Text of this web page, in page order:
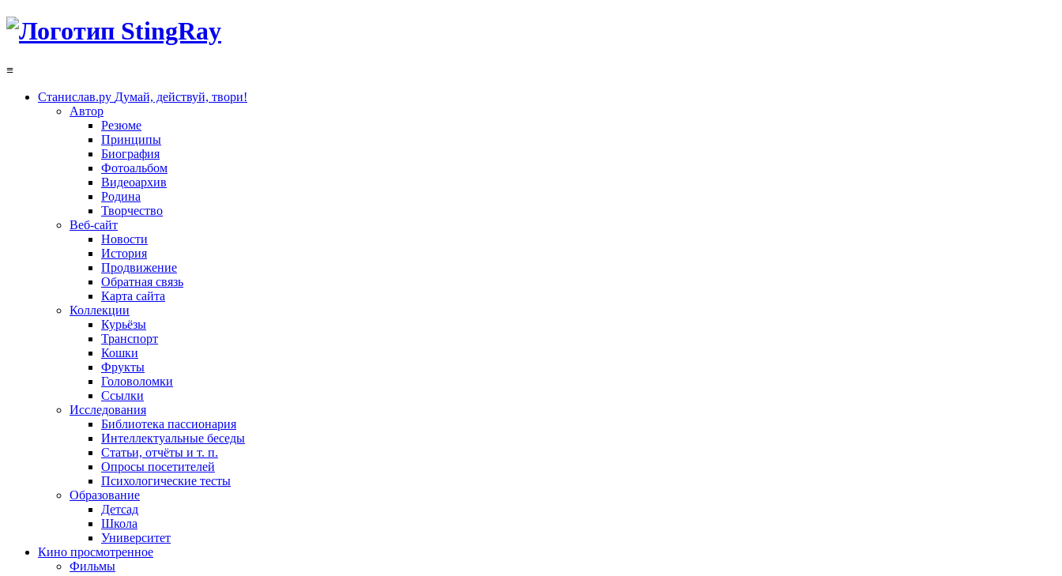
≡
Станислав.ру Думай, действуй, твори!
Автор
Резюме
Принципы
Биография
Фотоальбом
Видеоархив
Родина
Творчество
Веб-сайт
Новости
История
Продвижение
Обратная связь
Карта сайта
Коллекции
Курьёзы
Транспорт
Кошки
Фрукты
Головоломки
Ссылки
Исследования
Библиотека пассионария
Интеллектуальные беседы
Статьи, отчёты и т. п.
Опросы посетителей
Психологические тесты
Образование
Детсад
Школа
Университет
Кино просмотренное
Фильмы